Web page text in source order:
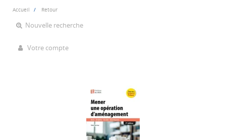
Accueil Retour
Nouvelle recherche
Votre compte